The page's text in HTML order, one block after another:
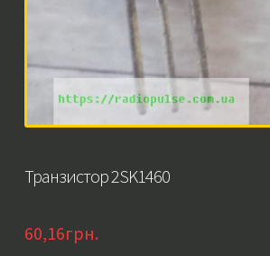
Транзистор 2SK1460
60,16грн.